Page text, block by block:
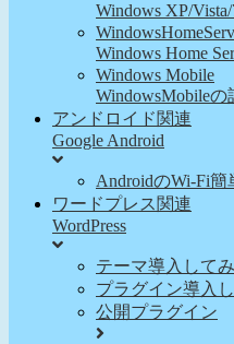
Windows XP/Vista/
Windows Home
Windows Mobile
WindowsMobileの
アンドロイド関連
Google Android
AndroidのWi-Fi簡
ワードプレス関連
WordPress
テーマ導入して
プラグイン導入
公開プラグイン